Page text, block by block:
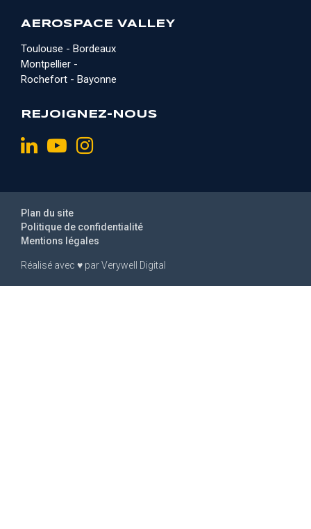
AEROSPACE VALLEY
Toulouse - Bordeaux
Montpellier -
Rochefort - Bayonne
REJOIGNEZ-NOUS
Réalisé avec ♥ parVerywell Digital
Mentions légales
Politique de confidentialité
Plan du site